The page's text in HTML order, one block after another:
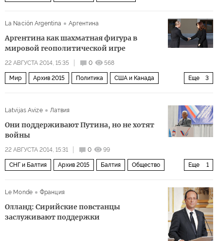
La Nación Argentina Аргентина
Аргентина как шахматная фигура в
мировой геополитической игре
22 АВГУСТА 2014, 15:35 0 568
Еще 3
Мир Архив 2015 Политика США и Канада
Latvijas Avize Латвия
Они поддерживают Путина, но не хотят
войны
22 АВГУСТА 2014, 15:31 0 99
Еще 1
СНГ и Балтия Архив 2015 Балтия Общество
Le Monde
Франция
Олланд: Сирийские повстанцы
заслуживают поддержки